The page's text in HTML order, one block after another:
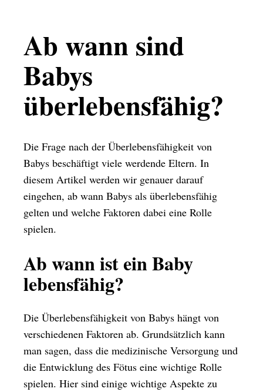
Ab wann sind
Babys
überlebensfähig?
Die Frage nach der Überlebensfähigkeit von
Babys beschäftigt viele werdende Eltern. In
diesem Artikel werden wir genauer darauf
eingehen, ab wann Babys als überlebensfähig
gelten und welche Faktoren dabei eine Rolle
spielen.
Ab wann ist ein Baby
lebensfähig?
Die Überlebensfähigkeit von Babys hängt von
verschiedenen Faktoren ab. Grundsätzlich kann
man sagen, dass die medizinische Versorgung und
die Entwicklung des Fötus eine wichtige Rolle
spielen. Hier sind einige wichtige Aspekte zu